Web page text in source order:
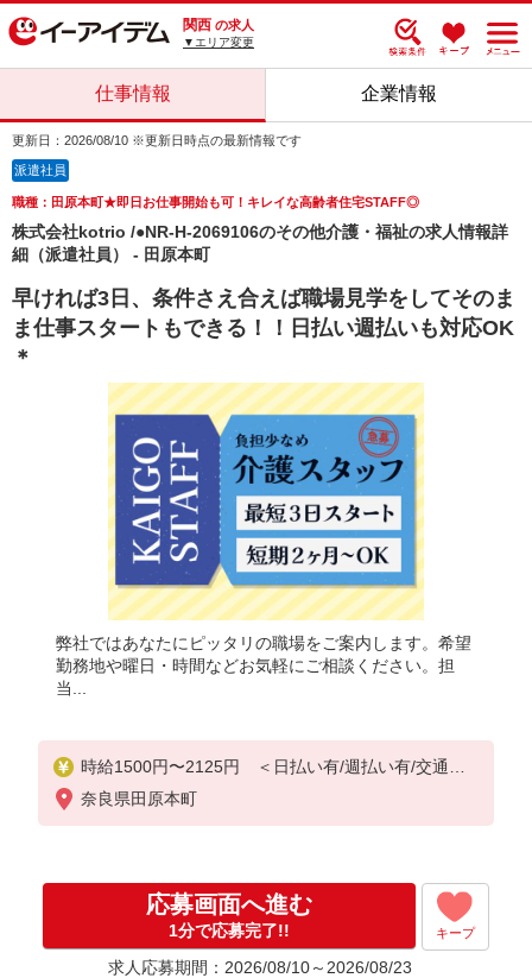
関西 の求人
▼エリア変更
仕事情報 企業情報
更新日：2026/08/10 ※更新日時点の最新情報です
派遣社員
職種：田原本町★即日お仕事開始も可！キレイな高齢者住宅STAFF◎
株式会社kotrio /●NR-H-2069106のその他介護・福祉の求人情報詳
細（派遣社員） - 田原本町
早ければ3日、条件さえ合えば職場見学をしてそのま
ま仕事スタートもできる！！日払い週払いも対応OK
＊
弊社ではあなたにピッタリの職場をご案内します。希望
勤務地や曜日・時間などお気軽にご相談ください。担
当...
時給1500円〜2125円 ＜日払い有/週払い有/交通費
全支給(ガソリン代含む)＞
奈良県田原本町
応募画面へ進む
1分で応募完了!! キープ
求人応募期間：2026/08/10～2026/08/23